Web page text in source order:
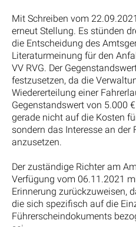
Mit Schreiben vom
erneut Stellung. Es stünden
die Entscheidung des
Literaturmeinung für den
VV RVG. Der
festzusetzen, da die
Wiedererteilung einer
Gegenstandswert von 5.000
gerade nicht auf die Kosten
sondern das Interesse an
anzusetzen.
Der zuständige Richter am
Verfügung vom 06.11.2021
Erinnerung zurückzuweisen,
die sich spezifisch auf die
Führerscheindokuments